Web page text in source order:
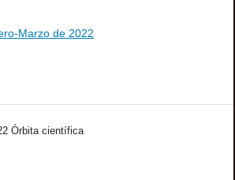
Marzo de 2022
Órbita científica